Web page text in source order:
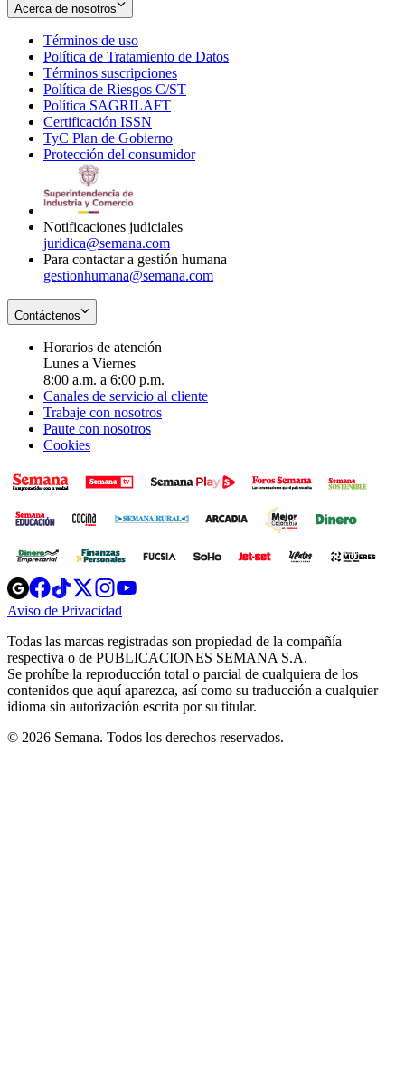
Acerca de nosotros
Términos de uso
in
new
window
Política de Tratamiento de Datos
Términos suscripciones
in
Política de Riesgos C/ST
Política SAGRILAFT
new
window
Certificación ISSN
in
new
TyC Plan de Gobierno
in
Protección del consumidorOpens
Notificaciones judiciales
juridica@semana.com
Para contactar a gestión humana
gestionhumana@semana.com
Contáctenos
Horarios de atención
Lunes a Viernes
8:00 a.m. a 6:00 p.m.
Canales de servicio al cliente
Trabaje con nosotros
Paute con nosotros
Cookies
Opens
in
new
Opens
in
new
Opens
in
new
window
Opens
new
windowwindow
Aviso de Privacidad
new
window
Todas las marcas registradas son propiedad de la compañía
respectiva o de PUBLICACIONES SEMANA S.A.
Se prohíbe la reproducción total o parcial de cualquiera de los
contenidos que aquí aparezca, así como su traducción a cualquier
idioma sin autorización escrita por su titular.
© 2026 Semana. Todos los derechos reservados.